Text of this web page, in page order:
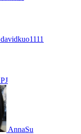
davidkuo1111
PJ
AnnaSu